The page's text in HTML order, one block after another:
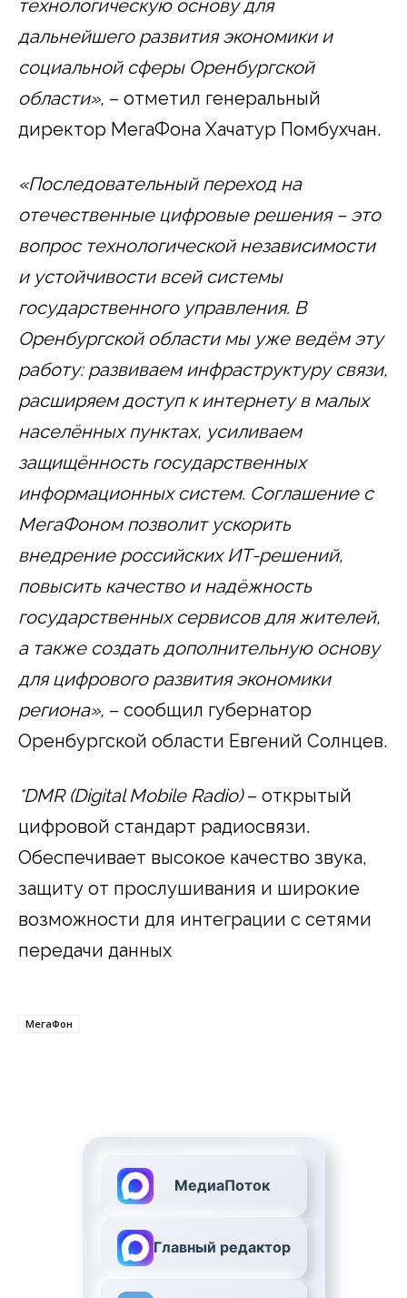
технологическую основу для
дальнейшего развития экономики и
социальной сферы Оренбургской
области», – отметил генеральный
директор МегаФона Хачатур Помбухчан.
«Последовательный переход на
отечественные цифровые решения – это
вопрос технологической независимости
и устойчивости всей системы
государственного управления. В
Оренбургской области мы уже ведём эту
работу: развиваем инфраструктуру связи,
расширяем доступ к интернету в малых
населённых пунктах, усиливаем
защищённость государственных
информационных систем. Соглашение с
МегаФоном позволит ускорить
внедрение российских ИТ-решений,
повысить качество и надёжность
государственных сервисов для жителей,
а также создать дополнительную основу
для цифрового развития экономики
региона», – сообщил губернатор
Оренбургской области Евгений Солнцев.
*DMR (Digital Mobile Radio)– открытый
цифровой стандарт радиосвязи.
Обеспечивает высокое качество звука,
защиту от прослушивания и широкие
возможности для интеграции с сетями
передачи данных
МегаФон
МедиаПоток
Главный редактор